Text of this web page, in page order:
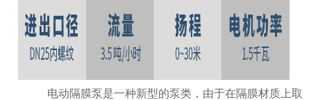
电动隔膜泵是一种新型的泵类，由于在隔膜材质上取